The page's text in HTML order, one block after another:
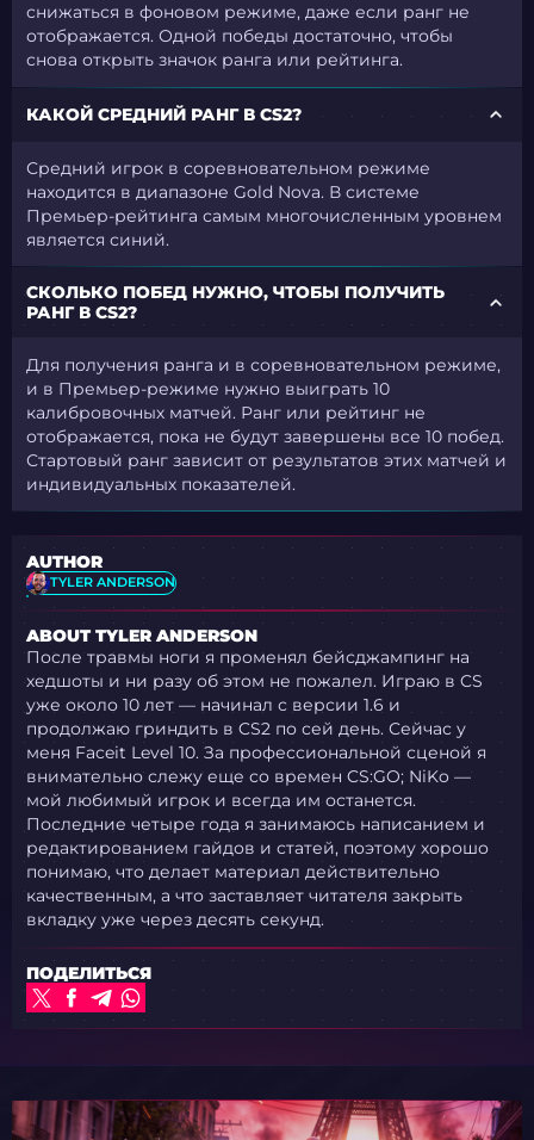
снижаться в фоновом режиме, даже если ранг не
отображается. Одной победы достаточно, чтобы
снова открыть значок ранга или рейтинга.
КАКОЙ СРЕДНИЙ РАНГ В CS2?
Средний игрок в соревновательном режиме
находится в диапазоне Gold Nova. В системе
Премьер-рейтинга самым многочисленным уровнем
является синий.
СКОЛЬКО ПОБЕД НУЖНО, ЧТОБЫ ПОЛУЧИТЬ
РАНГ В CS2?
Для получения ранга и в соревновательном режиме,
и в Премьер-режиме нужно выиграть 10
калибровочных матчей. Ранг или рейтинг не
отображается, пока не будут завершены все 10 побед.
Стартовый ранг зависит от результатов этих матчей и
индивидуальных показателей.
AUTHOR
TYLER ANDERSON
ABOUT TYLER ANDERSON
После травмы ноги я променял бейсджампинг на
хедшоты и ни разу об этом не пожалел. Играю в CS
уже около 10 лет — начинал с версии 1.6 и
продолжаю гриндить в CS2 по сей день. Сейчас у
меня Faceit Level 10. За профессиональной сценой я
внимательно слежу еще со времен CS:GO; NiKo —
мой любимый игрок и всегда им останется.
Последние четыре года я занимаюсь написанием и
редактированием гайдов и статей, поэтому хорошо
понимаю, что делает материал действительно
качественным, а что заставляет читателя закрыть
вкладку уже через десять секунд.
ПОДЕЛИТЬСЯ